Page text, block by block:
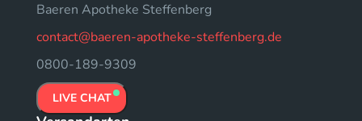
Baeren Apotheke Steffenberg
contact@baeren-apotheke-steffenberg.de
0800-189-9309
LIVE CHAT